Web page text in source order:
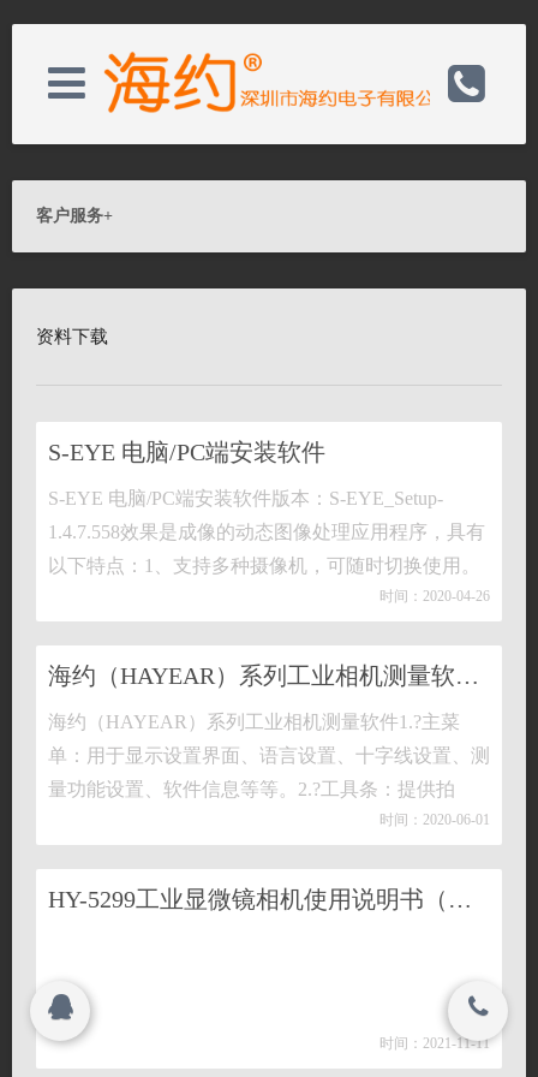
关于我们
新闻资讯
产品展示
联系我们
© 2021
深圳市海约电子有限公司 All rights reserved.
电话：0755-32986592
备案号：19137300
网址：http://www.hayear.cn/
联系我们
© 2021
客户服务+
资料下载
S-EYE 电脑/PC端安装软件
S-EYE 电脑/PC端安装软件版本：S-EYE_Setup-
1.4.7.558效果是成像的动态图像处理应用程序，具有
以下特点：1、支持多种摄像机，可随时切换使用。
2、using图像预览渲染的GPU，为高分辨率、高帧率
4、软件界面操作简单。 工具栏：拍…
时间：2020-04-26
海约（HAYEAR）系列工业相机测量软件(Windows)
海约（HAYEAR）系列工业相机测量软件1.?主菜
单：用于显示设置界面、语言设置、十字线设置、测
量功能设置、软件信息等等。2.?工具条：提供拍
照、录像、分辨率切换、视频格式等常用操作3.?侧
彩设置曝光设置等功能…
时间：2020-06-01
HY-5299工业显微镜相机使用说明书（中文）
时间：2021-11-11